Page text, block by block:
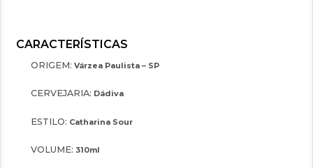
ORIGEM: Várzea Paulista – SP
CERVEJARIA: Dádiva
ESTILO: Catharina Sour
VOLUME: 310ml